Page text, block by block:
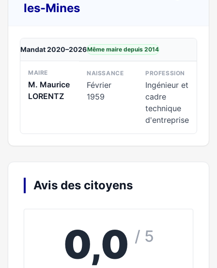
les-Mines
Mandat 2020–2026Même maire depuis 2014
MAIRE
M. Maurice
LORENTZ
NAISSANCE
Février
1959
PROFESSION
Ingénieur et
cadre
technique
d'entreprise
Avis des citoyens
0,0 / 5